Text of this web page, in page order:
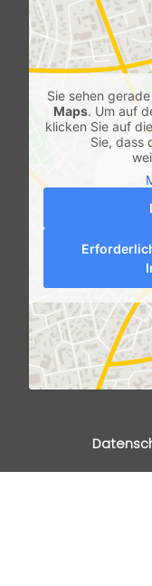
Sie sehen
Maps. Um auf
klicken Sie auf
Sie, dass